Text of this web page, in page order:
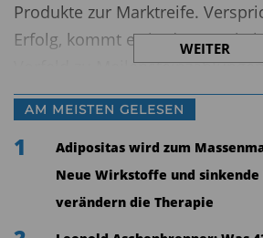
Produkte zur Marktreife.
Erfolg, kommt es in der Regel
Vorfeld zu
Pharmakonzerne, zu
erfolgversprechenden
zur Übernahme der gesamten
Weiterhin sorgt auch die
aufkommender
Unlängst schoss die Aktie des
WEITER
AM MEISTEN GELESEN
1
Adipositas wird zum
Neue Wirkstoffe und sinkende
verändern die Therapie